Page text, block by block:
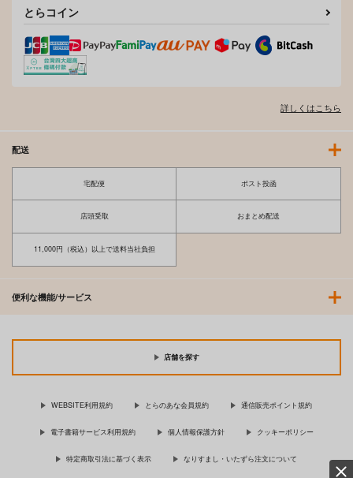
とらコイン
詳しくはこちら
配送
宅配便 ポスト投函
店頭受取 おまとめ配送
11,000円（税込）以上で送料当社負担
便利な機能/サービス
店舗を探す
WEBSITE利用規約 とらのあな会員規約 通信販売ポイント規約
電子書籍サービス利用規約 個人情報保護方針 クッキーポリシー
特定商取引法に基づく表示 なりすまし・いたずら注文について